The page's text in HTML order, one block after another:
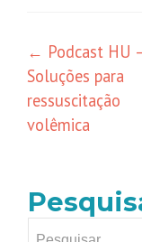
← Podcast HU
Soluções para
ressuscitação
volêmica